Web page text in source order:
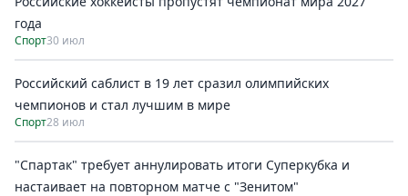
года
Спорт30 июл
Российский саблист в 19 лет сразил олимпийских
чемпионов и стал лучшим в мире
Спорт28 июл
"Спартак" требует аннулировать итоги Суперкубка и
настаивает на повторном матче с "Зенитом"